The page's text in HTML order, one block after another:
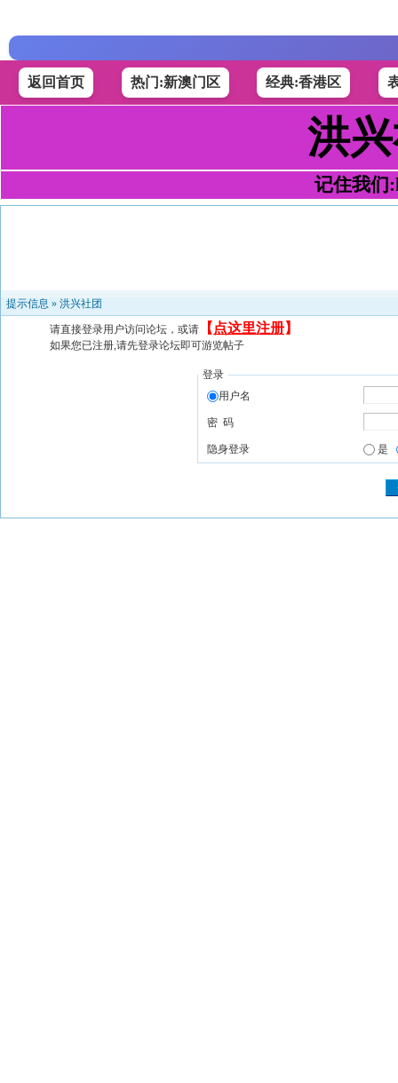
返回首页 热门:新澳门区 经典:香港区
洪
记住我们
提示信息 » 洪兴社团
请直接登录用户访问论坛，或请 【 点这里注册】
如果您已注册,请先登录论坛即可游览帖子
登录
用户名
密 码
隐身登录 是